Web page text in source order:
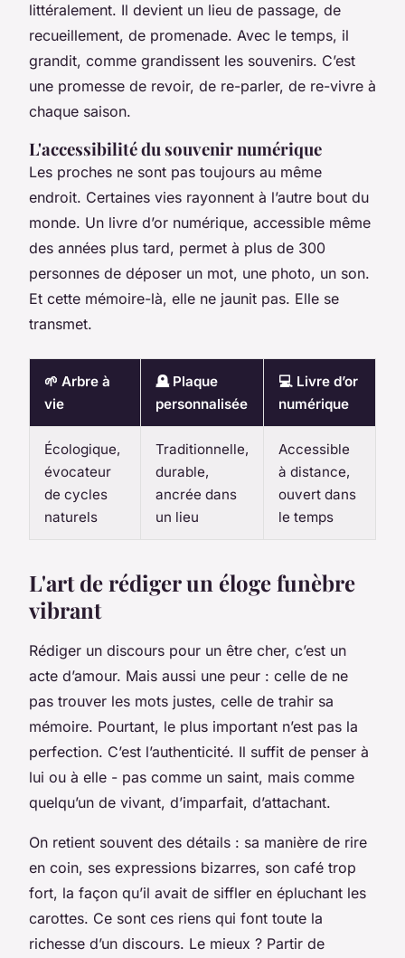
littéralement. Il devient un lieu de passage, de
recueillement, de promenade. Avec le temps, il
grandit, comme grandissent les souvenirs. C’est
une promesse de revoir, de re-parler, de re-vivre à
chaque saison.
L'accessibilité du souvenir numérique
Les proches ne sont pas toujours au même
endroit. Certaines vies rayonnent à l’autre bout du
monde. Un livre d’or numérique, accessible même
des années plus tard, permet à plus de 300
personnes de déposer un mot, une photo, un son.
Et cette mémoire-là, elle ne jaunit pas. Elle se
transmet.
🌱 Arbre à
vie
🪦 Plaque
personnalisée
💻 Livre d’or
numérique
Écologique,
évocateur
de cycles
naturels
Traditionnelle,
durable,
ancrée dans
un lieu
Accessible
à distance,
ouvert dans
le temps
L'art de rédiger un éloge funèbre
vibrant
Rédiger un discours pour un être cher, c’est un
acte d’amour. Mais aussi une peur : celle de ne
pas trouver les mots justes, celle de trahir sa
mémoire. Pourtant, le plus important n’est pas la
perfection. C’est l’authenticité. Il suffit de penser à
lui ou à elle - pas comme un saint, mais comme
quelqu’un de vivant, d’imparfait, d’attachant.
On retient souvent des détails : sa manière de rire
en coin, ses expressions bizarres, son café trop
fort, la façon qu’il avait de siffler en épluchant les
carottes. Ce sont ces riens qui font toute la
richesse d’un discours. Le mieux ? Partir de